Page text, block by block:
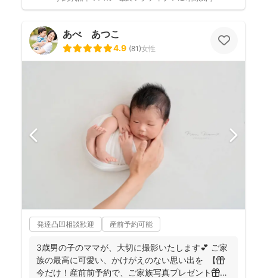
あべ あつこ
4.9 (81)女性
発達凸凹相談歓迎 産前予約可能
3歳男の子のママが、大切に撮影いたします💕 ご家
族の最高に可愛い、かけがえのない思い出を 【🎁
今だけ！産前前予約で、ご家族写真プレゼント🎁】